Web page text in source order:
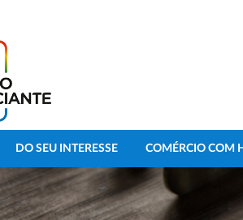
DO SEU INTERESSE COMÉRCIO COM